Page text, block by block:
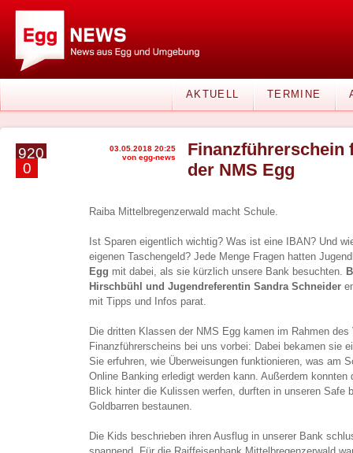
AKTUELL TERMINE
920
0
03.05.2018 20:25
von egg-news
Finanzführerschein
der NMS Egg
Raiba Mittelbregenzerwald macht Schule.
Ist Sparen eigentlich wichtig? Was ist eine IBAN? Und
eigenen Taschengeld? Jede Menge Fragen hatten
Egg mit dabei, als sie kürzlich unsere Bank besuchten.
Hirschbühl und Jugendreferentin Sandra Schneider
mit Tipps und Infos parat.
Die dritten Klassen der NMS Egg kamen im Rahmen des
Finanzführerscheins bei uns vorbei: Dabei bekamen sie
Sie erfuhren, wie Überweisungen funktionieren, was am
Online Banking erledigt werden kann. Außerdem konnten
Blick hinter die Kulissen werfen, durften in unseren Safe
Goldbarren bestaunen.
Die Kids beschrieben ihren Ausflug in unserer Bank